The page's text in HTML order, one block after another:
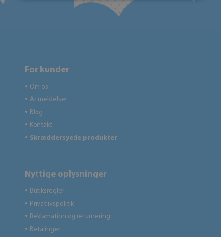
For kunder
● Om os
● Anmeldelser
● Blog
● Kontakt
● Skræddersyede produkter
Nyttige oplysninger
● Butiksregler
● Privatlivspolitik
● Reklamation og returnering
● Betalinger